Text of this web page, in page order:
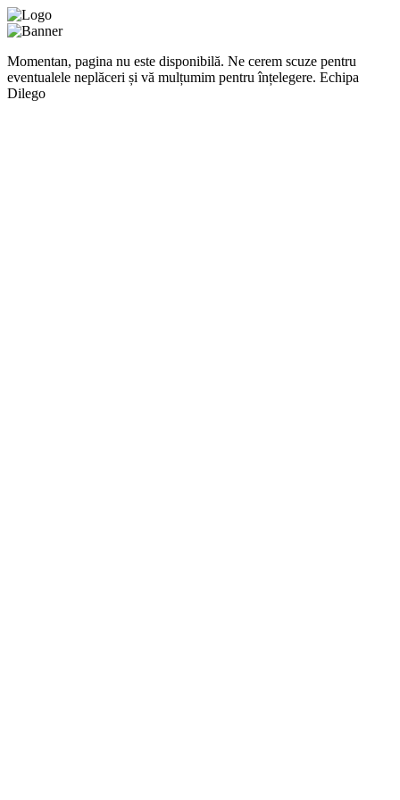
Momentan, pagina nu este disponibilă. Ne cerem scuze pentru
eventualele neplăceri și vă mulțumim pentru înțelegere. Echipa
Dilego